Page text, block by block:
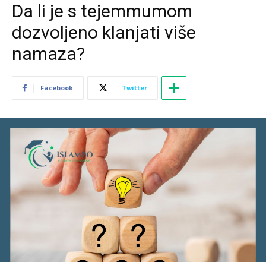
Da li je s tejemmumom
dozvoljeno klanjati više
namaza?
Facebook Twitter